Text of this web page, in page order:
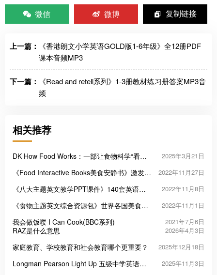
微信
微博 复制链接
上一篇：
《香港朗文小学英语GOLD版1-6年级》全12册PDF
课本音频MP3
下一篇：
《Read and retell系列》1-3册教材练习册答案MP3音
频
相关推荐
DK How Food Works：一部让食物科学“看得
2025年3月21日
《Food Interactive Books美食安静书》激发孩
2022年11月27日
《八大主题英文教学PPT课件》140套英语启
2022年11月8日
《食物主题英文综合资源包》世界各国美食英
2022年11月1日
我会做饭喽 I Can Cook(BBC系列) 2021年7月6日
RAZ是什么意思 2026年4月3日
家庭教育、学校教育和社会教育哪个更重要？ 2025年12月18日
Longman Pearson Light Up 五级中学英语教
2025年11月3日